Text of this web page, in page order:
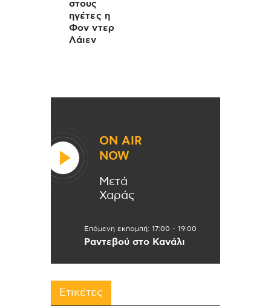
στους
ηγέτες η
Φον ντερ
Λάιεν
ON AIR
NOW
Μετά
Χαράς
Επόμενη εκπομπή: 17:00 - 19:00
Ραντεβού στο Κανάλι
Ετικέτες